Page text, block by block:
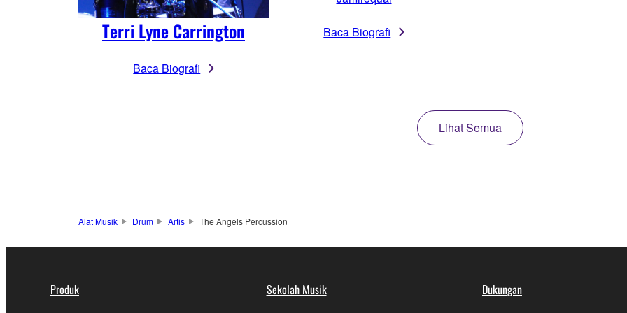
Terri Lyne Carrington
Baca Biografi
Baca Biografi
Lihat Semua
Alat Musik Drum Artis The Angels Percussion
Produk Sekolah Musik Dukungan